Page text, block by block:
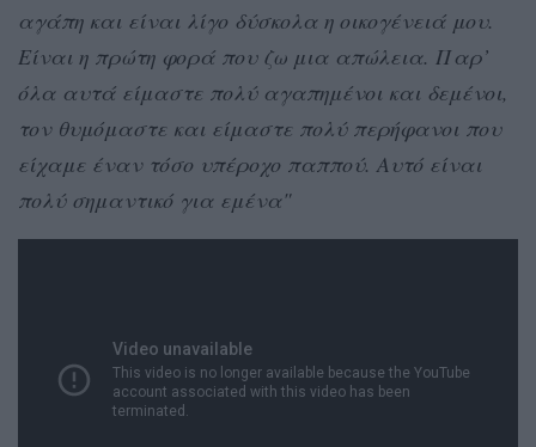
αγάπη και είναι λίγο δύσκολα η οικογένειά μου.
Είναι η πρώτη φορά που ζω μια απώλεια. Παρ’
όλα αυτά είμαστε πολύ αγαπημένοι και δεμένοι,
τον θυμόμαστε και είμαστε πολύ περήφανοι που
είχαμε έναν τόσο υπέροχο παππού. Αυτό είναι
πολύ σημαντικό για εμένα"